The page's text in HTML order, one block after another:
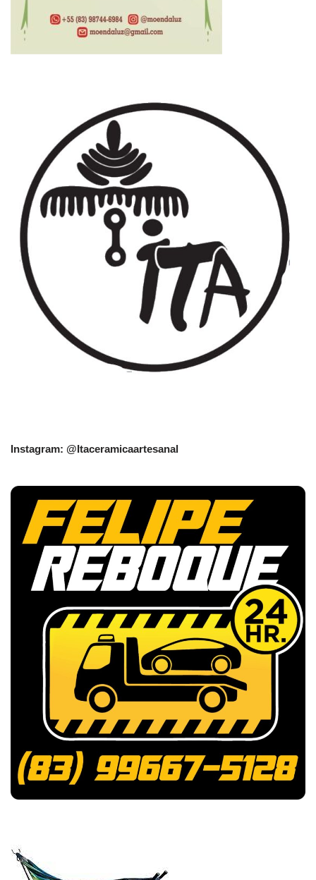
Instagram: @Itaceramicaartesanal